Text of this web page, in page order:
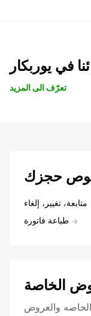
في يوربكار
تعرّف الى المزيد
حجزك
متابعة، تغيير، إلغاء
طباعة فاتورة
الخاصة
والعروض